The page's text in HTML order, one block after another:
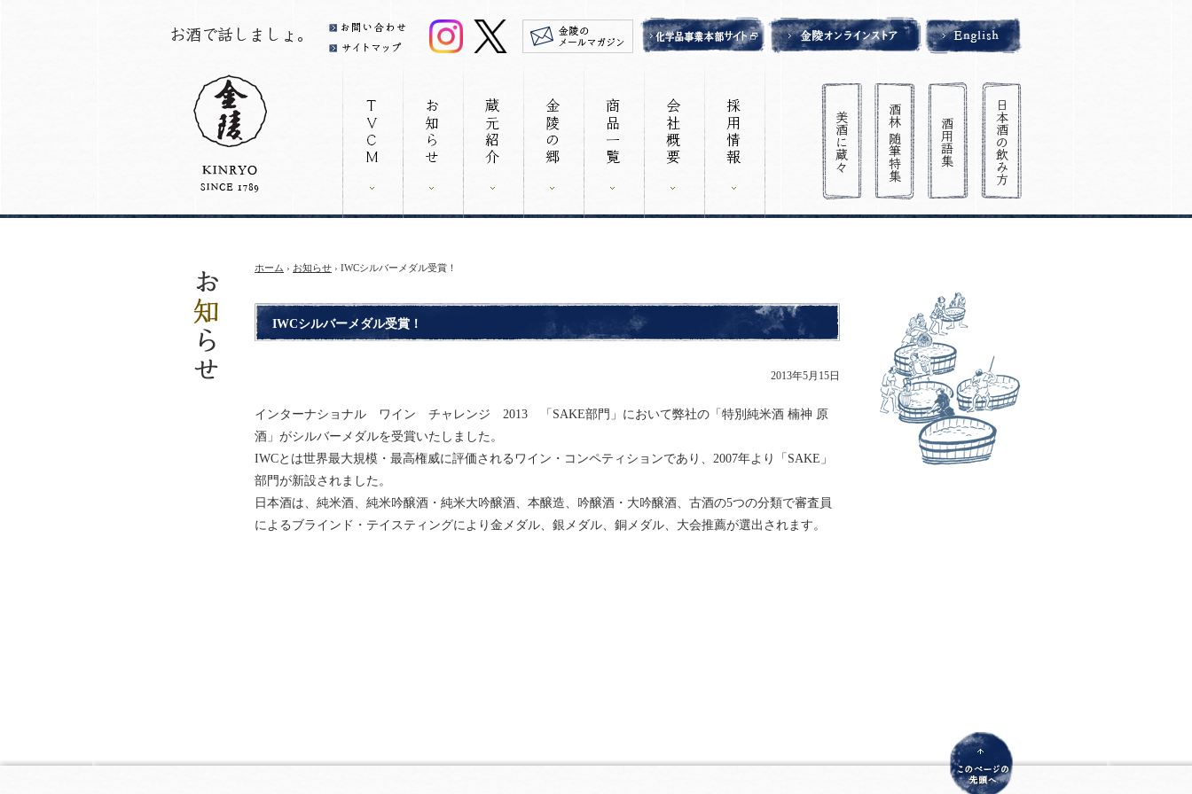
ホーム › お知らせ › IWCシルバーメダル受賞！
IWCシルバーメダル受賞！
2013年5月15日
インターナショナル ワイン チャレンジ 2013 「SAKE部門」において弊社の「特別純米酒 楠神 原
酒」がシルバーメダルを受賞いたしました。
IWCとは世界最大規模・最高権威に評価されるワイン・コンペティションであり、2007年より「SAKE」
部門が新設されました。
日本酒は、純米酒、純米吟醸酒・純米大吟醸酒、本醸造、吟醸酒・大吟醸酒、古酒の5つの分類で審査員
によるブラインド・テイスティングにより金メダル、銀メダル、銅メダル、大会推薦が選出されます。